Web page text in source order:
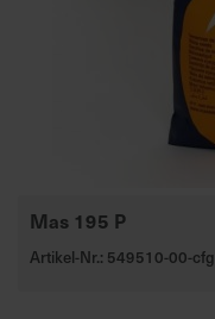
Mas 195 P
Artikel-Nr.: 549510-00-cfg